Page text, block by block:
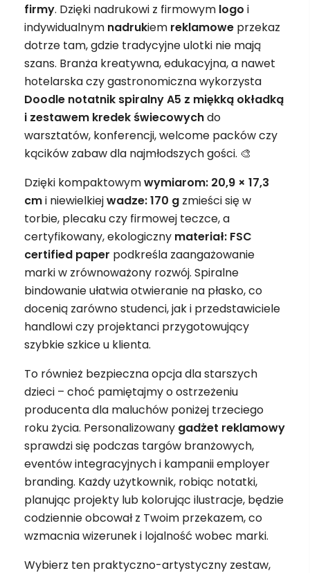
firmy. Dzięki nadrukowi z firmowym logo i
indywidualnym nadrukiem reklamowe przekaz
dotrze tam, gdzie tradycyjne ulotki nie mają
szans. Branża kreatywna, edukacyjna, a nawet
hotelarska czy gastronomiczna wykorzysta
Doodle notatnik spiralny A5 z miękką okładką
i zestawem kredek świecowychdo
warsztatów, konferencji, welcome packów czy
kącików zabaw dla najmłodszych gości. 🎨
Dzięki kompaktowymwymiarom: 20,9 × 17,3
cmi niewielkiejwadze: 170 g zmieści się w
torbie, plecaku czy firmowej teczce, a
certyfikowany, ekologiczny materiał: FSC
certified paper podkreśla zaangażowanie
marki w zrównoważony rozwój. Spiralne
bindowanie ułatwia otwieranie na płasko, co
docenią zarówno studenci, jak i przedstawiciele
handlowi czy projektanci przygotowujący
szybkie szkice u klienta.
To również bezpieczna opcja dla starszych
dzieci – choć pamiętajmy o ostrzeżeniu
producenta dla maluchów poniżej trzeciego
roku życia. Personalizowany gadżet reklamowy
sprawdzi się podczas targów branżowych,
eventów integracyjnych i kampanii employer
branding. Każdy użytkownik, robiąc notatki,
planując projekty lub kolorując ilustracje, będzie
codziennie obcował z Twoim przekazem, co
wzmacnia wizerunek i lojalność wobec marki.
Wybierz ten praktyczno-artystyczny zestaw,